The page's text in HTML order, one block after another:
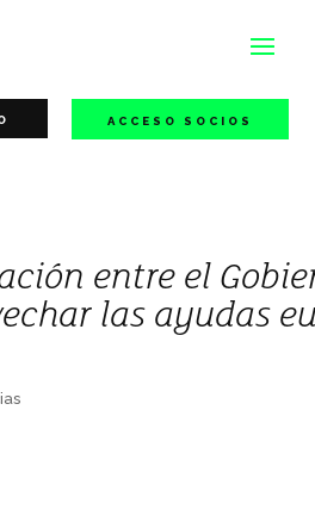
ACCESO SOCIOS
entre el
las ayudas